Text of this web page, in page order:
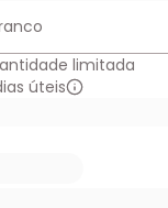
limitada
úteis